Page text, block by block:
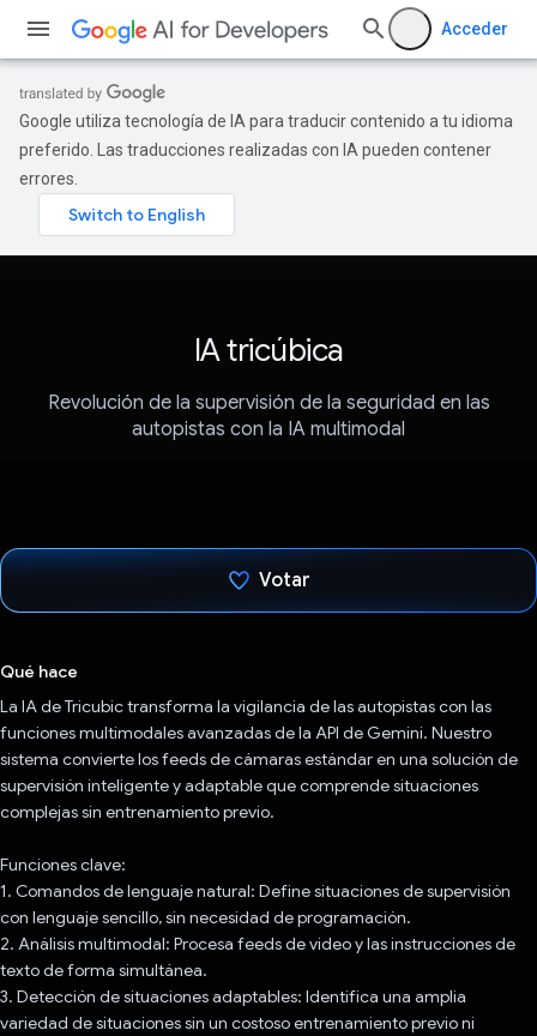
Acceder
Google utiliza tecnología de IA para traducir contenido a tu idioma
preferido. Las traducciones realizadas con IA pueden contener
errores.
IA tricúbica
Revolución de la supervisión de la seguridad en las
autopistas con la IA multimodal
Votar
Qué hace
La IA de Tricubic transforma la vigilancia de las autopistas con las
funciones multimodales avanzadas de la API de Gemini. Nuestro
sistema convierte los feeds de cámaras estándar en una solución de
supervisión inteligente y adaptable que comprende situaciones
complejas sin entrenamiento previo.
Funciones clave:
1. Comandos de lenguaje natural: Define situaciones de supervisión
con lenguaje sencillo, sin necesidad de programación.
2. Análisis multimodal: Procesa feeds de video y las instrucciones de
texto de forma simultánea.
3. Detección de situaciones adaptables: Identifica una amplia
variedad de situaciones sin un costoso entrenamiento previo ni